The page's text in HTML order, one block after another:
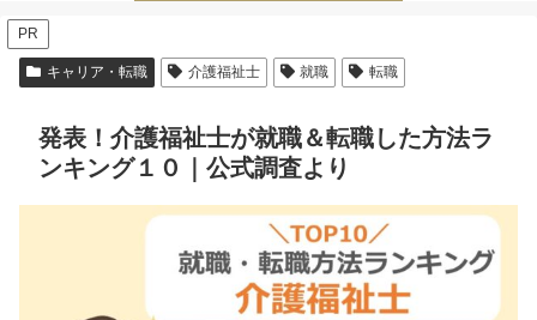
PR
キャリア・転職 介護福祉士 就職 転職
発表！介護福祉士が就職＆転職した方法ラ
ンキング１０｜公式調査より